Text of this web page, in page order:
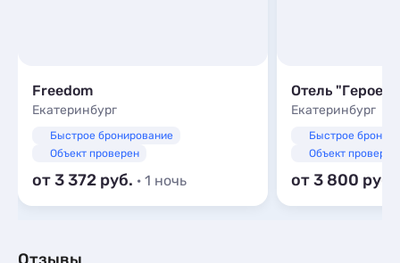
Freedom
Екатеринбург
Быстрое бронирование
Объект проверен
от 3 372 · 1 ночь
Отель "Героев
Екатеринбург
Быстрое
Объект проверен
от 3 800